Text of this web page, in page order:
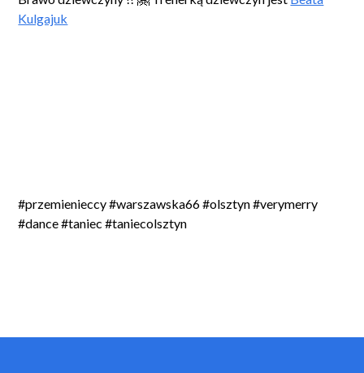
Kulgajuk
#przemienieccy #warszawska66 #olsztyn #verymerry
#dance #taniec #taniecolsztyn